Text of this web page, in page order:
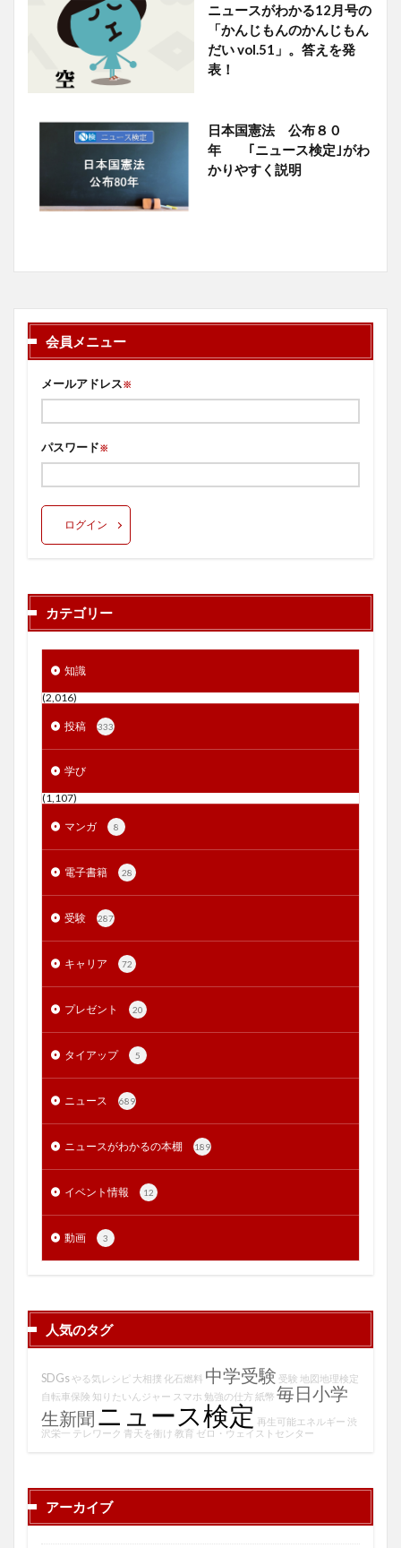
ニュースがわかる12月号の
「かんじもんのかんじもん
だい vol.51」。答えを発
表！
日本国憲法 公布８０
年 ｢ニュース検定｣がわ
かりやすく説明
会員メニュー
メールアドレス※
パスワード※
ログイン
カテゴリー
知識
(2,016)
投稿 333
学び
(1,107)
マンガ 8
電子書籍 28
受験 287
キャリア 72
プレゼント 20
タイアップ 5
ニュース 689
ニュースがわかるの本棚 189
イベント情報 12
動画 3
人気のタグ
SDGs やる気レシピ 大相撲 化石燃料 中学受験 受験 地図地理検定
自転車保険 知りたいんジャー スマホ 勉強の仕方 紙幣 毎日小学
生新聞 ニュース検定 再生可能エネルギー 渋
沢栄一 テレワーク 青天を衝け 教育 ゼロ・ウェイストセンター
アーカイブ